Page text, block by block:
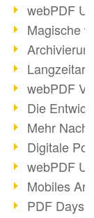
webPDF
Magische
webPDF
Die
Mehr
Digitale
webPDF
Mobiles
PDF Days